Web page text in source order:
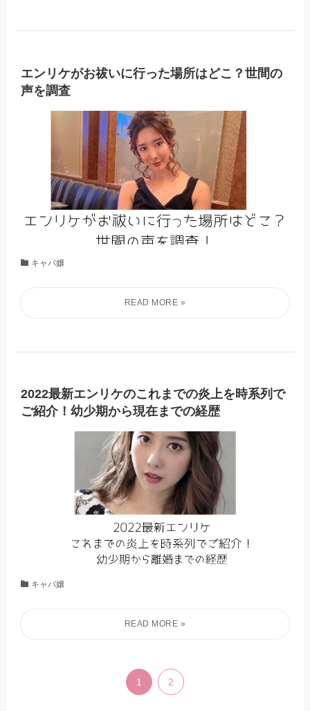
エンリケがお祓いに行った場所はどこ？世間の
声を調査
キャバ嬢
2022最新エンリケのこれまでの炎上を時系列で
ご紹介！幼少期から現在までの経歴
キャバ嬢
1 2